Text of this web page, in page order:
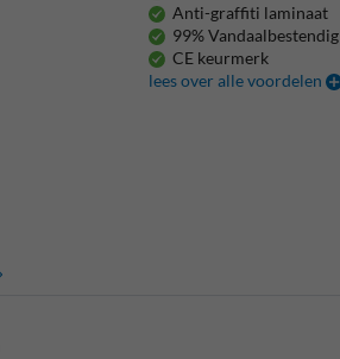
Anti-graffiti laminaat
99% Vandaalbestendig
CE keurmerk
lees over alle voordelen